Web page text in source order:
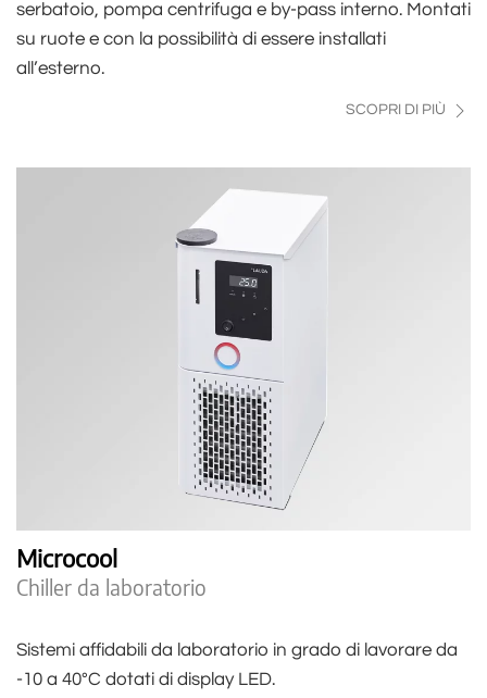
serbatoio, pompa centrifuga e by-pass interno. Montati
su ruote e con la possibilità di essere installati
all’esterno.
SCOPRI DI PIÙ
Microcool
Chiller da laboratorio
Sistemi affidabili da laboratorio in grado di lavorare da
-10 a 40°C dotati di display LED.